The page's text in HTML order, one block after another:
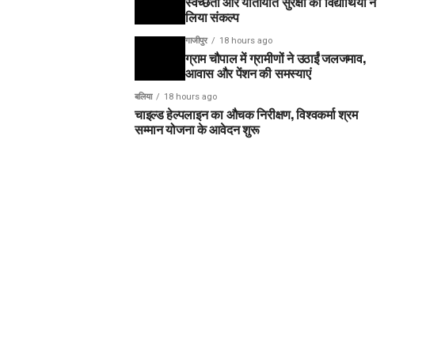
लिया संकल्प
गाजीपुर 18 hours ago
ग्राम चौपाल में ग्रामीणों ने उठाईं जलजमाव,
आवास और पेंशन की समस्याएं
बलिया 18 hours ago
चाइल्ड हेल्पलाइन का औचक निरीक्षण, विश्वकर्मा श्रम
सम्मान योजना के आवेदन शुरू